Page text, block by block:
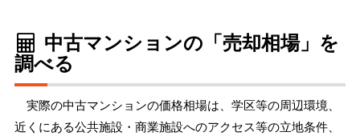
中古マンションの「売却相場」を
調べる
実際の中古マンションの価格相場は、学区等の周辺環境、
近くにある公共施設・商業施設へのアクセス等の立地条件、